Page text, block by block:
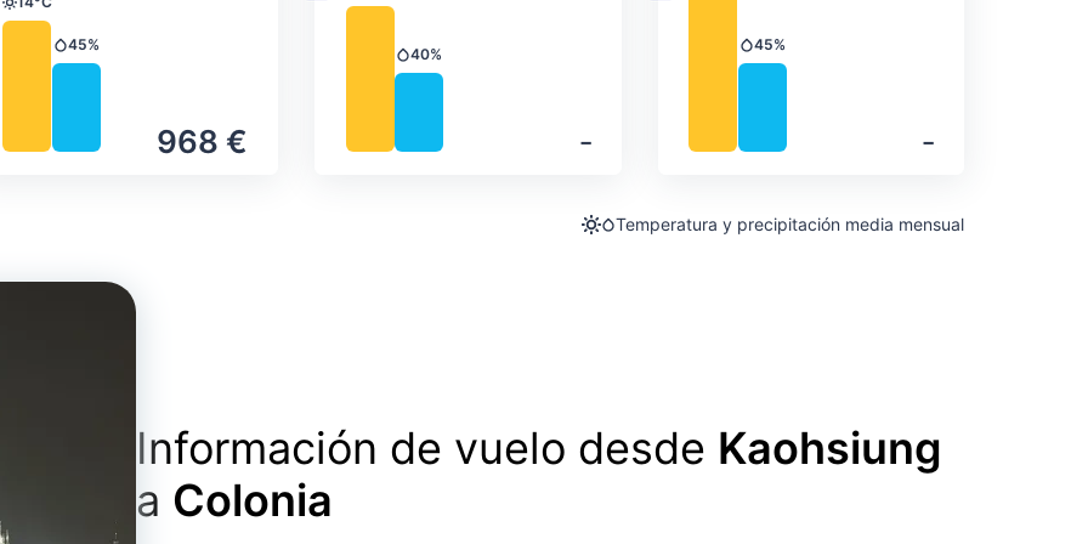
968 €
Temperatura
Precipitación
45%
‐
Precipitación
40%
‐
Precipitación
45%
Temperatura y precipitación media mensual
Información de vuelo desde Kaohsiung
a Colonia